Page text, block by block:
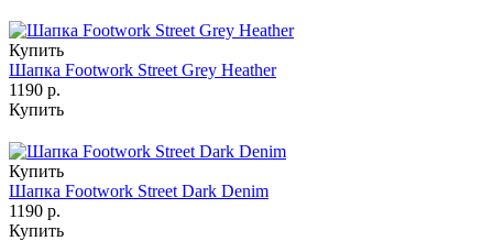
Купить
Шапка Footwork Street Grey Heather
1190 р.
Купить
Купить
Шапка Footwork Street Dark Denim
1190 р.
Купить